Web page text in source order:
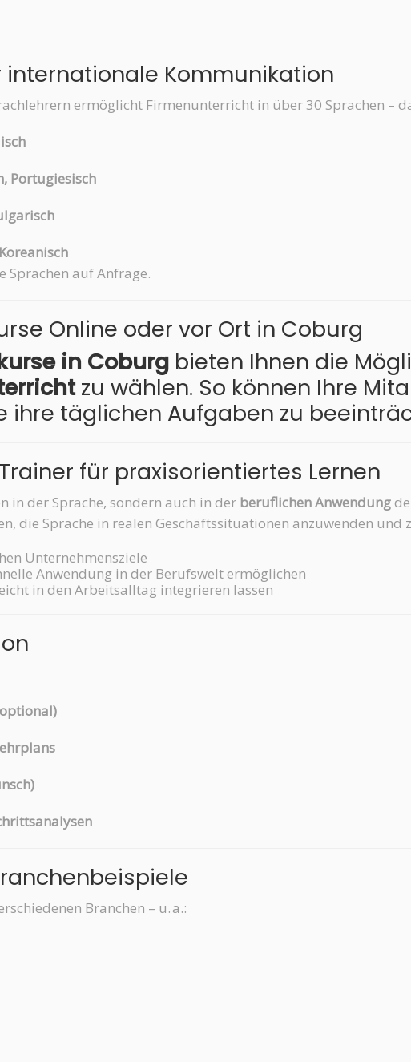
Kommunikation
ermöglicht Firmenunterricht in über 30 Sprachen –
Portugiesisch
Sprachen auf Anfrage.
Online oder vor Ort in Coburg
in Coburg bieten Ihnen die
zu wählen. So können Ihre
ihre täglichen Aufgaben zu
für praxisorientiertes Lernen
in der Sprache, sondern auch in der beruflichen Anwendung
die Sprache in realen Geschäftssituationen anzuwenden und
Unternehmensziele
Anwendung in der Berufswelt ermöglichen
in den Arbeitsalltag integrieren lassen
Branchen – u. a.: